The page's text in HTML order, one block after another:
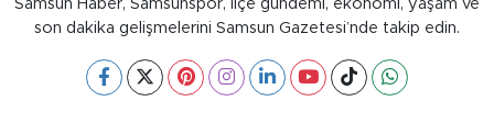
Samsun Haber, Samsunspor, ilçe gündemi, ekonomi, yaşam ve
son dakika gelişmelerini Samsun Gazetesi’nde takip edin.